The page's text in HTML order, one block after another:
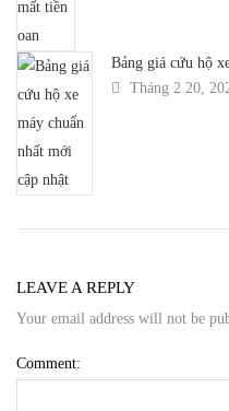
Bảng giá cứu hộ
Tháng 2 20,
LEAVE A REPLY
Your email address will not be
Comment: